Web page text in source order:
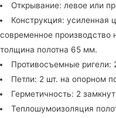
Открывание: левое или
Конструкция: усиленная
современное производство
толщина полотна 65 мм.
Противосъемные ригели:
Петли: 2 шт. на опорном
Герметичность: 2
Теплошумоизоляция